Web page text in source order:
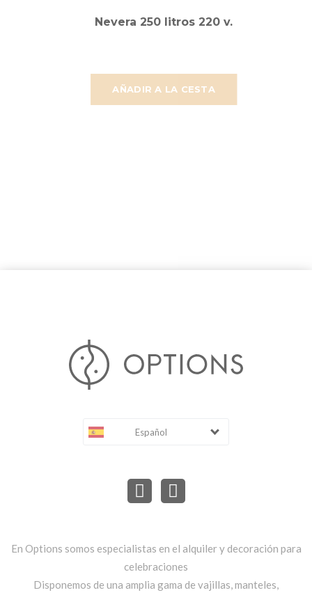
AÑADIR A LA CESTA
Nevera 250 litros 220 v.
Español
En Options somos especialistas en el alquiler y decoración para
celebraciones
Disponemos de una amplia gama de vajillas, manteles,